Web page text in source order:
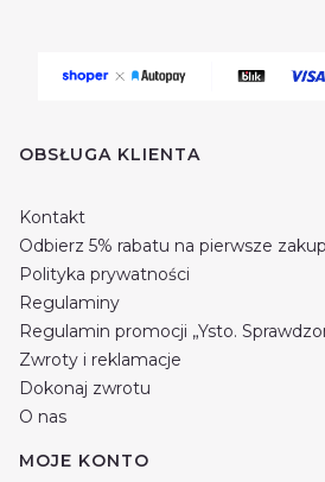
Linki w stopce
OBSŁUGA KLIENTA
Kontakt
Odbierz 5% rabatu na pierwsze
Polityka prywatności
Regulaminy
Regulamin promocji „Ysto.
Zwroty i reklamacje
Dokonaj zwrotu
O nas
MOJE KONTO